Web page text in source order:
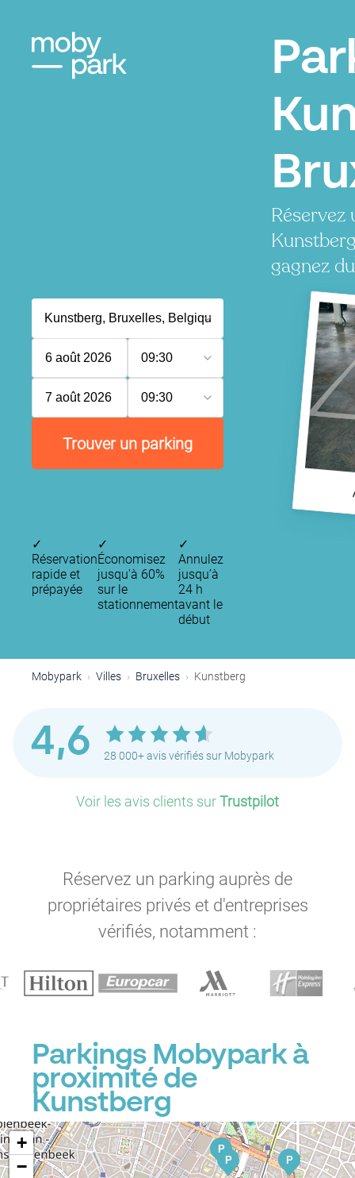
gagnez
6 août 2026 09:30
7 août 2026 09:30
Trouver un parking
✓
Réservation
rapide et
prépayée
✓
Économisez
jusqu'à 60%
sur le
stationnement
✓
Annulez
jusqu’à
24 h
avant le
début
Mobypark Villes Bruxelles Kunstberg
4,6 28 000+ avis vérifiés sur Mobypark
Voir les avis clients surTrustpilot
Réservez un parking auprès de
propriétaires privés et d'entreprises
vérifiés, notamment :
Parkings Mobypark à
proximité de
Kunstberg
P
P
P
P
P
P
P
P
+
−